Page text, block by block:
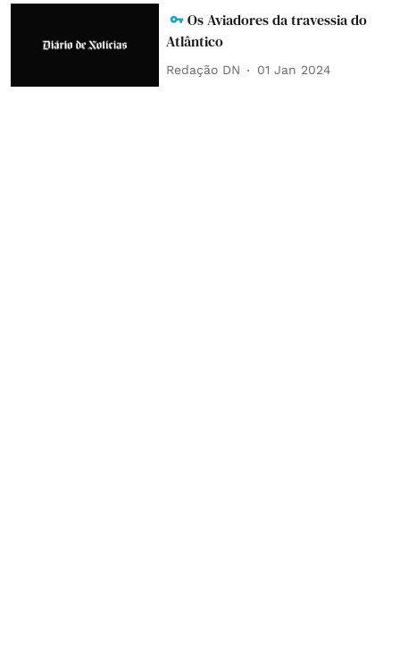
Os Aviadores da travessia do
Atlântico
Redação DN 01 Jan 2024